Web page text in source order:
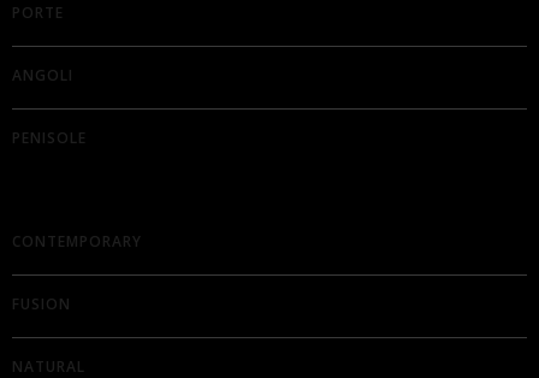
PORTE
ANGOLI
PENISOLE
CONTEMPORARY
FUSION
NATURAL